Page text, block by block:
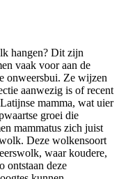
hangen? Dit zijn
vaak voor aan de
onweersbui. Ze wijzen
aanwezig is of recent
mamma, wat uier
groei die
mammatus zich juist
Deze wolkensoort
waar koudere,
ontstaan deze